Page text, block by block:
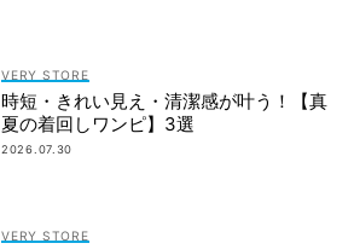
VERY STORE
時短・きれい見え・清潔感が叶う！【真
夏の着回しワンピ】3選
2026.07.30
VERY STORE